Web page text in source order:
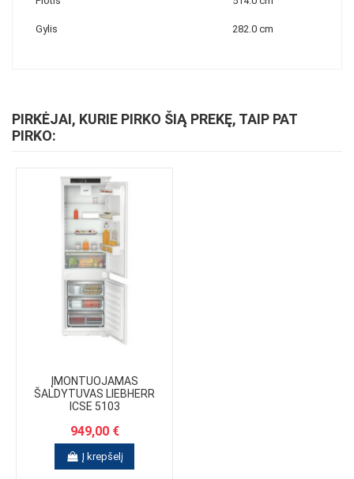
Gylis 282.0 cm
PIRKĖJAI, KURIE PIRKO ŠIĄ PREKĘ, TAIP PAT
PIRKO:
ĮMONTUOJAMAS
ŠALDYTUVAS LIEBHERR
ICSE 5103
949,00 €
Į krepšelį